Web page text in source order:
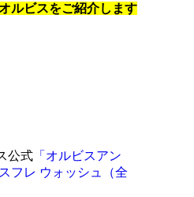
ルビスをご紹介します
公式 「オルビスアン
フレ ウォッシュ（全